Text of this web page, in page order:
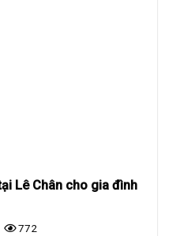
Lê Chân cho gia đình
772